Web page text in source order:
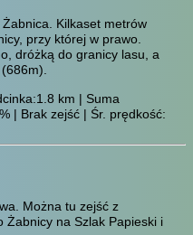
Kilkaset metrów
przy której w prawo.
dróżką do granicy lasu, a
km | Suma
| Brak zejść | Śr. prędkość:
Można tu zejść z
Żabnicy na Szlak Papieski i